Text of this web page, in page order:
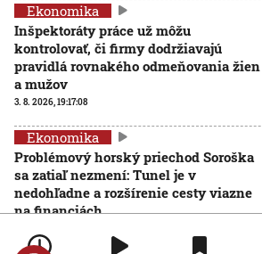
Ekonomika
Inšpektoráty práce už môžu
kontrolovať, či firmy dodržiavajú
pravidlá rovnakého odmeňovania žien
a mužov
3. 8. 2026, 19:17:08
Ekonomika
Problémový horský priechod Soroška
sa zatiaľ nezmení: Tunel je v
nedohľadne a rozšírenie cesty viazne
na financiách